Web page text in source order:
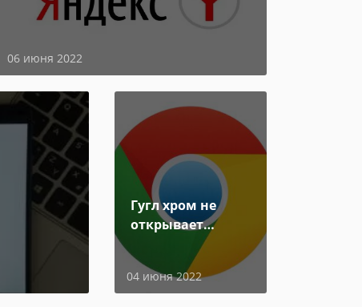
06 июня 2022
Гугл хром не
открывает
04 июня 2022